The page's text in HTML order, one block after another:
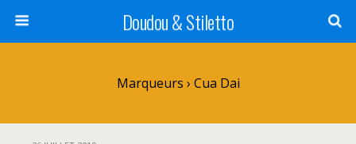
Doudou & Stiletto
Marqueurs › Cua Dai